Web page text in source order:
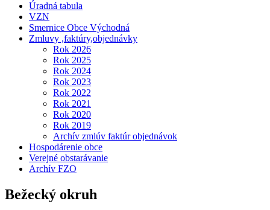
Úradná tabula
VZN
Smernice Obce Východná
Zmluvy ,faktúry,objednávky
Rok 2026
Rok 2025
Rok 2024
Rok 2023
Rok 2022
Rok 2021
Rok 2020
Rok 2019
Archív zmlúv faktúr objednávok
Hospodárenie obce
Verejné obstarávanie
Archív FZO
Bežecký okruh